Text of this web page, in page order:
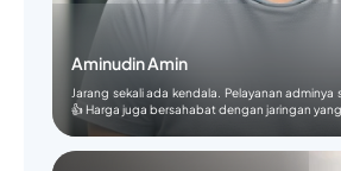
Aminudin Amin
Jarang sekali ada kendala. Pelayanan
👍 Harga juga bersahabat dengan jaringan